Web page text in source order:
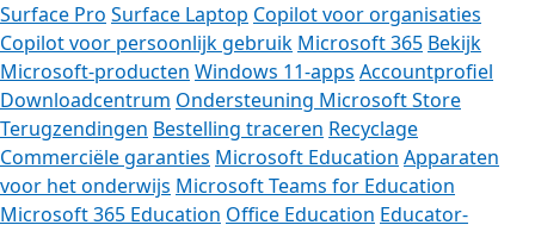
Surface Pro Surface Laptop Copilot voor organisaties
Copilot voor persoonlijk gebruik Microsoft 365 Bekijk
Microsoft-producten Windows 11-apps Accountprofiel
Downloadcentrum Ondersteuning Microsoft Store
Terugzendingen Bestelling traceren Recyclage
Commerciële garanties Microsoft Education Apparaten
voor het onderwijs Microsoft Teams for Education
Microsoft 365 Education Office Education Educator-